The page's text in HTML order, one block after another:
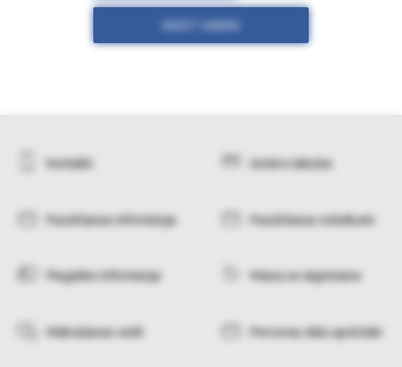
Kontakti Izmēru tabulas
Pasūtīšanas informācija Pasūtīšanas noteikumi
Piegādes informācija Maiņa un atgriešana
Maksāšanas veidi Personas datu apstrāde